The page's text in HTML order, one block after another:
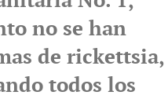
no se han
de rickettsia,
todos los